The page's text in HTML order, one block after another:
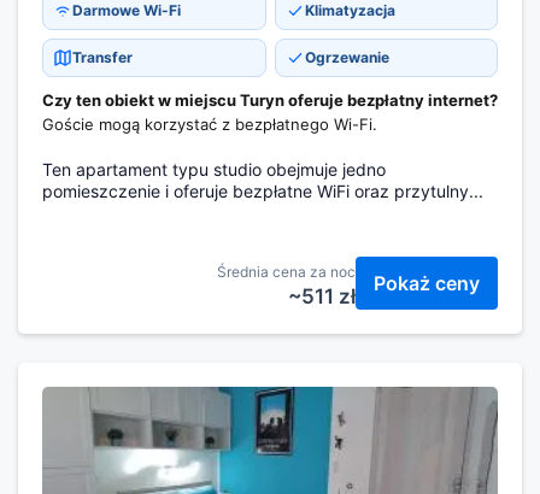
Darmowe Wi-Fi Klimatyzacja
Transfer Ogrzewanie
Czy ten obiekt w miejscu Turyn oferuje bezpłatny internet?
Goście mogą korzystać z bezpłatnego Wi-Fi.
Ten apartament typu studio obejmuje jedno
pomieszczenie i oferuje bezpłatne WiFi oraz przytulny...
Średnia cena za noc
~511 zł
Pokaż ceny